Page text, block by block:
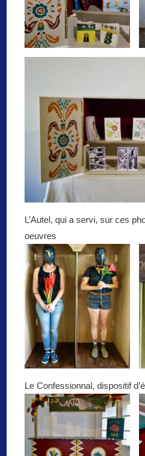
L’Autel, qui a servi, sur ces
oeuvres
Le Confessionnal, dispositif